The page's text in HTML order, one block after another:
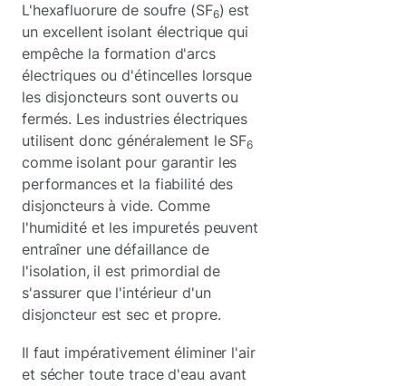
L'hexafluorure de soufre (SF6) est
un excellent isolant électrique qui
empêche la formation d'arcs
électriques ou d'étincelles lorsque
les disjoncteurs sont ouverts ou
fermés. Les industries électriques
utilisent donc généralement le SF6
comme isolant pour garantir les
performances et la fiabilité des
disjoncteurs à vide. Comme
l'humidité et les impuretés peuvent
entraîner une défaillance de
l'isolation, il est primordial de
s'assurer que l'intérieur d'un
disjoncteur est sec et propre.
Il faut impérativement éliminer l'air
et sécher toute trace d'eau avant